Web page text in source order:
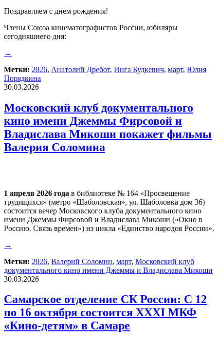
Поздравляем с днем рождения!
Члены Союза кинематографистов России, юбиляры
сегодняшнего дня:
→
Метки: 2026, Анатолий Дребот, Инга Будкевич, март, Юлия
Порядкина
30.03.2026
Московский клуб документального
кино имени Джеммы Фирсовой и
Владислава Микоши покажет фильмы
Валерия Соломина
1 апреля 2026 года в библиотеке № 164 «Просвещение
трудящихся» (метро «Шаболовская», ул. Шаболовка дом 36)
состоится вечер Московского клуба документального кино
имени Джеммы Фирсовой и Владислава Микоши («Окно в
Россию. Связь времен») из цикла «Единство народов России».
→
Метки: 2026, Валерий Соломин, март, Московский клуб
документального кино имени Джеммы и Владислава Микоши
30.03.2026
Самарское отделение СК России: С 12
по 16 октября состоится XXXI МКФ
«Кино-детям» в Самаре